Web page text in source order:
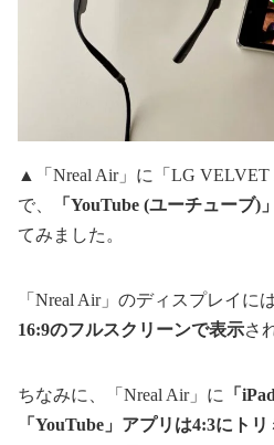
▲「Nreal Air」に「LG
で、
「YouTube (ユーチューブ
てみました。
「Nreal Air」のディスプレイには
16:9のフルスクリーンで表示さ
ちなみに、「Nreal Air」に
「
「YouTube」アプリは4:3にト